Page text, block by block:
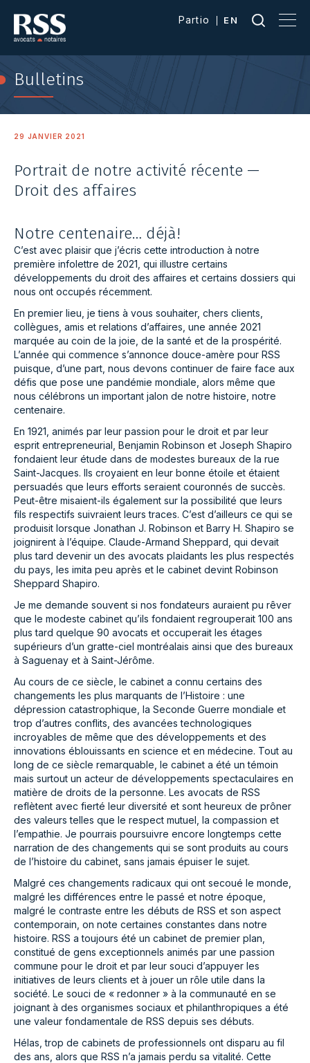
Partio EN
Bulletins
29 JANVIER 2021
Portrait de notre activité récente —
Droit des affaires
Notre centenaire… déjà!
C’est avec plaisir que j’écris cette introduction à notre
première infolettre de 2021, qui illustre certains
développements du droit des affaires et certains dossiers qui
nous ont occupés récemment.
En premier lieu, je tiens à vous souhaiter, chers clients,
collègues, amis et relations d’affaires, une année 2021
marquée au coin de la joie, de la santé et de la prospérité.
L’année qui commence s’annonce douce-amère pour RSS
puisque, d’une part, nous devons continuer de faire face aux
défis que pose une pandémie mondiale, alors même que
nous célébrons un important jalon de notre histoire, notre
centenaire.
En 1921, animés par leur passion pour le droit et par leur
esprit entrepreneurial, Benjamin Robinson et Joseph Shapiro
fondaient leur étude dans de modestes bureaux de la rue
Saint-Jacques. Ils croyaient en leur bonne étoile et étaient
persuadés que leurs efforts seraient couronnés de succès.
Peut-être misaient-ils également sur la possibilité que leurs
fils respectifs suivraient leurs traces. C’est d’ailleurs ce qui se
produisit lorsque Jonathan J. Robinson et Barry H. Shapiro se
joignirent à l’équipe. Claude-Armand Sheppard, qui devait
plus tard devenir un des avocats plaidants les plus respectés
du pays, les imita peu après et le cabinet devint Robinson
Sheppard Shapiro.
Je me demande souvent si nos fondateurs auraient pu rêver
que le modeste cabinet qu’ils fondaient regrouperait 100 ans
plus tard quelque 90 avocats et occuperait les étages
supérieurs d’un gratte-ciel montréalais ainsi que des bureaux
à Saguenay et à Saint-Jérôme.
Au cours de ce siècle, le cabinet a connu certains des
changements les plus marquants de l’Histoire : une
dépression catastrophique, la Seconde Guerre mondiale et
trop d’autres conflits, des avancées technologiques
incroyables de même que des développements et des
innovations éblouissants en science et en médecine. Tout au
long de ce siècle remarquable, le cabinet a été un témoin
mais surtout un acteur de développements spectaculaires en
matière de droits de la personne. Les avocats de RSS
reflètent avec fierté leur diversité et sont heureux de prôner
des valeurs telles que le respect mutuel, la compassion et
l’empathie. Je pourrais poursuivre encore longtemps cette
narration de des changements qui se sont produits au cours
de l’histoire du cabinet, sans jamais épuiser le sujet.
Malgré ces changements radicaux qui ont secoué le monde,
malgré les différences entre le passé et notre époque,
malgré le contraste entre les débuts de RSS et son aspect
contemporain, on note certaines constantes dans notre
histoire. RSS a toujours été un cabinet de premier plan,
constitué de gens exceptionnels animés par une passion
commune pour le droit et par leur souci d’appuyer les
initiatives de leurs clients et à jouer un rôle utile dans la
société. Le souci de « redonner » à la communauté en se
joignant à des organismes sociaux et philanthropiques a été
une valeur fondamentale de RSS depuis ses débuts.
Hélas, trop de cabinets de professionnels ont disparu au fil
des ans, alors que RSS n’a jamais perdu sa vitalité. Cette